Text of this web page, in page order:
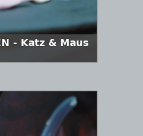
- Katz & Maus